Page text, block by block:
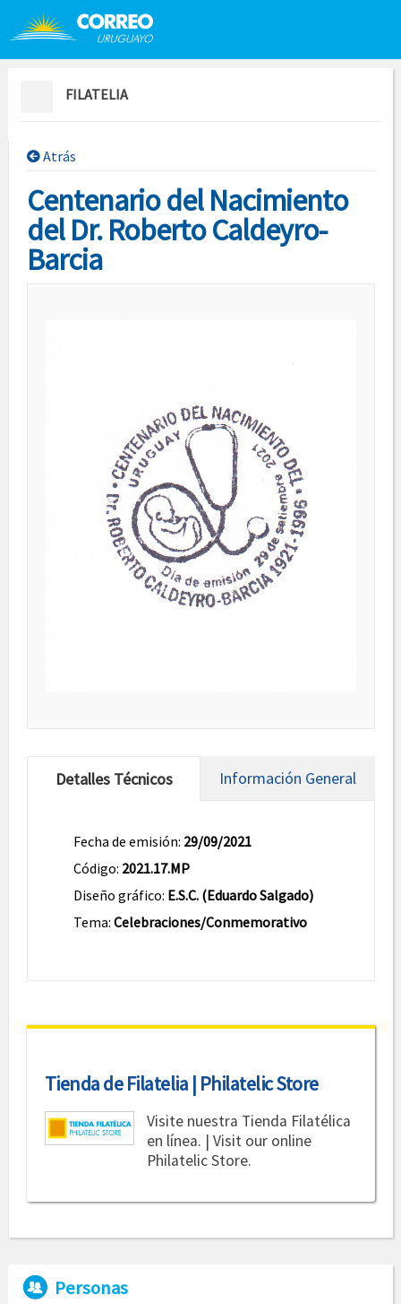
Saltar al contenido
FILATELIA
Atrás
Centenario del Nacimiento
del Dr. Roberto Caldeyro-
Barcia
Detalles Técnicos Información General
Fecha de emisión: 29/09/2021
Código: 2021.17.MP
Diseño gráfico: E.S.C. (Eduardo Salgado)
Tema: Celebraciones/Conmemorativo
Tienda de Filatelia | Philatelic Store
Visite nuestra Tienda Filatélica
en línea. | Visit our online
Philatelic Store.
Personas